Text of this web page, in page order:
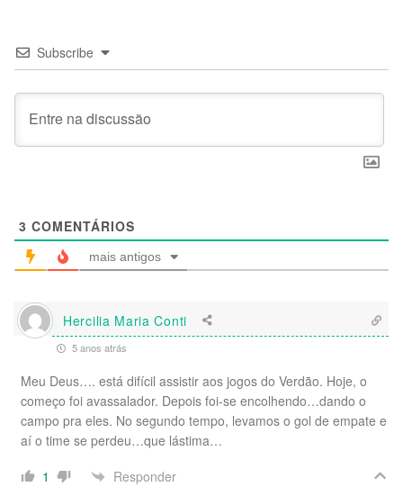
Subscribe
3 COMENTÁRIOS
mais antigos
Hercilia Maria Conti
5 anos atrás
Meu Deus…. está difícil assistir aos jogos do Verdão. Hoje, o
começo foi avassalador. Depois foi-se encolhendo…dando o
campo pra eles. No segundo tempo, levamos o gol de empate e
aí o time se perdeu…que lástima…
1
Responder